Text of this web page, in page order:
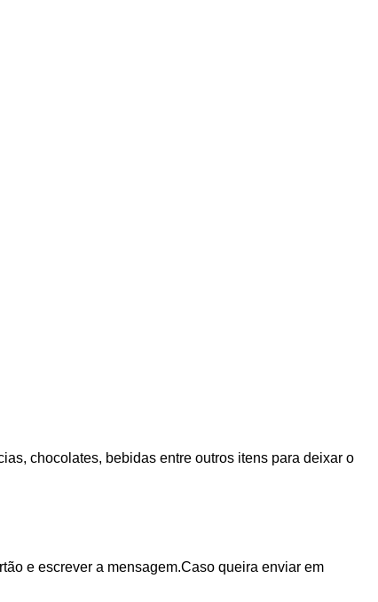
chocolates, bebidas entre outros itens para deixar o
e escrever a mensagem.Caso queira enviar em